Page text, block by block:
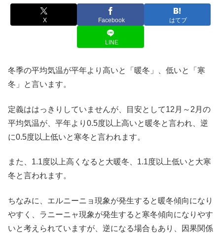
X Facebook はてブ
LINE
冬季の平均気温が平年より高いと「暖冬」、低いと「寒
冬」と言います。
定義ははっきりしていませんが、目安として12月～2月の
平均気温が、平年より0.5度以上高いと暖冬と言われ、逆
に0.5度以上低いと寒冬と言われます。
また、1.1度以上高くなると大暖冬、1.1度以上低いと大寒
冬と言われます。
ちなみに、エルニーニョ現象が発生すると暖冬傾向になり
やすく、ラニーニャ現象が発生すると寒冬傾向になりやす
いと考えられていますが、逆になる場合もあり、因果関係